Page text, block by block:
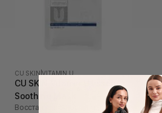
CU SKIN|VITAMIN U
CU SKIN Vitamin U Essence
Soothing Mask
Восстанавливающая маска с